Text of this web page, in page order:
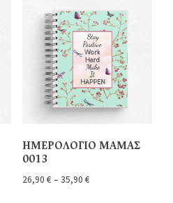
ΗΜΕΡΟΛΟΓΙΟ ΜΑΜΑΣ
0013
26,90 € – 35,90 €